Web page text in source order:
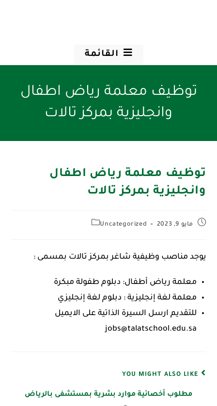
القائمة
توظيف معلمة رياض اطفال
وانجليزية بمركز تالات
توظيف معلمة رياض اطفال
وانجليزية بمركز تالات
مايو 9, 2023 Uncategorized
يوجد مناصب وظيفية شاغر بمركز تالات بمسمى :
معلمة رياض أطفال: دبلوم طفولة مبكرة
معلمة لغة إنجليزية : دبلوم لغة إنجليزي
للتقديم ارسل السيرة الذاتية على الايميل
jobs@talatschool.edu.sa
YOU MIGHT ALSO LIKE
مطلوب أخصائية موارد بشرية بمستشفى بالرياض